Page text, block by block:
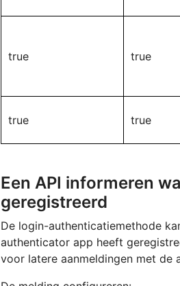
true true
true true
Een API informeren
geregistreerd
De login-authenticatiemethode
authenticator app heeft
voor latere aanmeldingen met de